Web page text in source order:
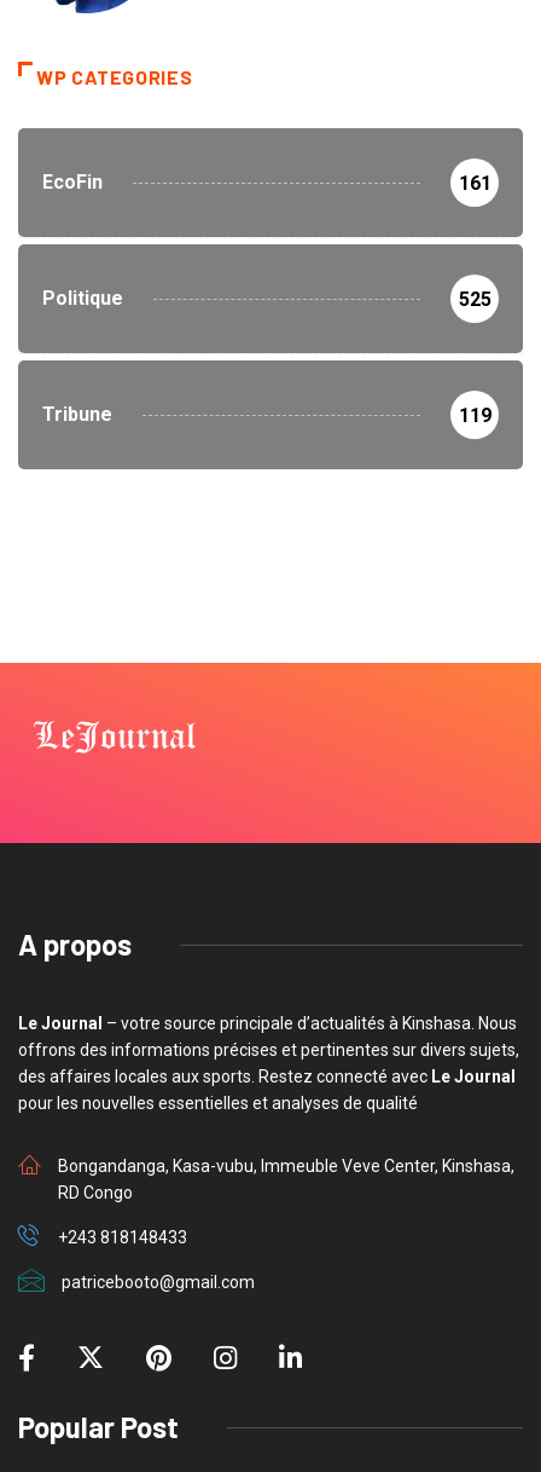
WP CATEGORIES
EcoFin 161
Politique 525
Tribune 119
A propos
Le Journal – votre source principale d’actualités à Kinshasa. Nous
offrons des informations précises et pertinentes sur divers sujets,
des affaires locales aux sports. Restez connecté avec Le Journal
pour les nouvelles essentielles et analyses de qualité
Bongandanga, Kasa-vubu, Immeuble Veve Center, Kinshasa,
RD Congo
+243 818148433
patricebooto@gmail.com
Popular Post